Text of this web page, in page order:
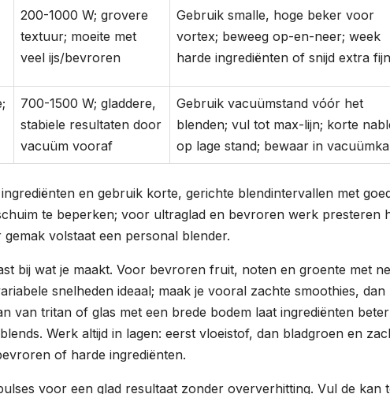
200-1000 W; grovere
textuur; moeite met
veel ijs/bevroren
Gebruik smalle, hoge beker voor
vortex; beweeg op-en-neer; week
harde ingrediënten of snijd extra fijn
700-1500 W; gladdere,
stabiele resultaten door
vacuüm vooraf
Gebruik vacuümstand vóór het
blenden; vul tot max-lijn; korte
op lage stand; bewaar in
en gebruik korte, gerichte blendintervallen met
te beperken; voor ultraglad en bevroren werk presteren
volstaat een personal blender.
bij wat je maakt. Voor bevroren fruit, noten en groente met
snelheden ideaal; maak je vooral zachte smoothies, dan
van tritan of glas met een brede bodem laat ingrediënten beter
Werk altijd in lagen: eerst vloeistof, dan bladgroen en
of harde ingrediënten.
voor een glad resultaat zonder oververhitting. Vul de kan